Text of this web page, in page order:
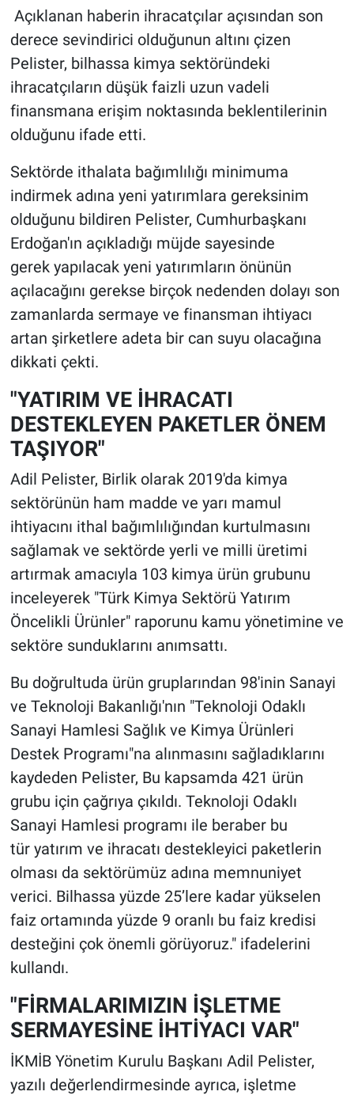
Açıklanan haberin ihracatçılar açısından son
derece sevindirici olduğunun altını çizen
Pelister, bilhassa kimya sektöründeki
ihracatçıların düşük faizli uzun vadeli
finansmana erişim noktasında beklentilerinin
olduğunu ifade etti.
Sektörde ithalata bağımlılığı minimuma
indirmek adına yeni yatırımlara gereksinim
olduğunu bildiren Pelister, Cumhurbaşkanı
Erdoğan'ın açıkladığı müjde sayesinde
gerek yapılacak yeni yatırımların önünün
açılacağını gerekse birçok nedenden dolayı son
zamanlarda sermaye ve finansman ihtiyacı
artan şirketlere adeta bir can suyu olacağına
dikkati çekti.
"YATIRIM VE İHRACATI
DESTEKLEYEN PAKETLER ÖNEM
TAŞIYOR"
Adil Pelister, Birlik olarak 2019'da kimya
sektörünün ham madde ve yarı mamul
ihtiyacını ithal bağımlılığından kurtulmasını
sağlamak ve sektörde yerli ve milli üretimi
artırmak amacıyla 103 kimya ürün grubunu
inceleyerek "Türk Kimya Sektörü Yatırım
Öncelikli Ürünler" raporunu kamu yönetimine ve
sektöre sunduklarını anımsattı.
Bu doğrultuda ürün gruplarından 98'inin Sanayi
ve Teknoloji Bakanlığı'nın "Teknoloji Odaklı
Sanayi Hamlesi Sağlık ve Kimya Ürünleri
Destek Programı"na alınmasını sağladıklarını
kaydeden Pelister, Bu kapsamda 421 ürün
grubu için çağrıya çıkıldı. Teknoloji Odaklı
Sanayi Hamlesi programı ile beraber bu
tür yatırım ve ihracatı destekleyici paketlerin
olması da sektörümüz adına memnuniyet
verici. Bilhassa yüzde 25’lere kadar yükselen
faiz ortamında yüzde 9 oranlı bu faiz kredisi
desteğini çok önemli görüyoruz." ifadelerini
kullandı.
"FİRMALARIMIZIN İŞLETME
SERMAYESİNE İHTİYACI VAR"
İKMİB Yönetim Kurulu Başkanı Adil Pelister,
yazılı değerlendirmesinde ayrıca, işletme